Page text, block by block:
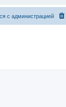
с администрацией